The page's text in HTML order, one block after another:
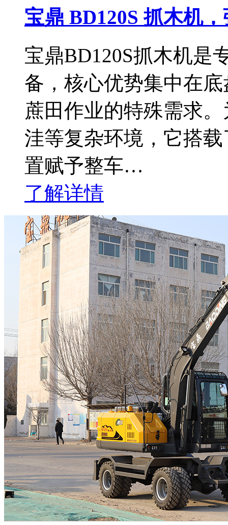
宝鼎 BD120S 抓木机
宝鼎BD120S抓木机是
备，核心优势集中在
蔗田作业的特殊需求
洼等复杂环境，它搭
置赋予整车…
了解详情